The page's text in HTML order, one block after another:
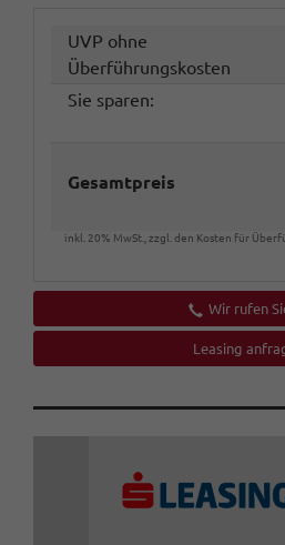
UVP ohne
Überführungskosten
Sie sparen:
Gesamtpreis
inkl. 20% MwSt., zzgl. den Kosten für
Wir rufen
Leasing